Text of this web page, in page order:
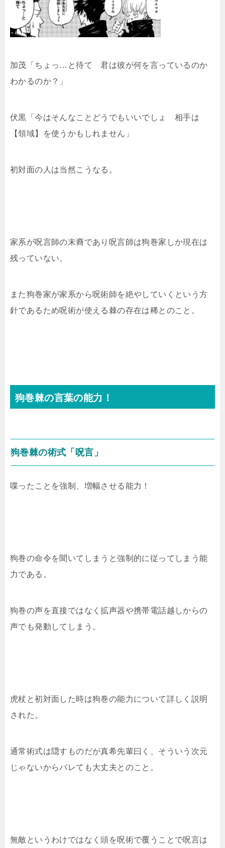
加茂「ちょっ…と待て 君は彼が何を言っているのか
わかるのか？」
伏黒「今はそんなことどうでもいいでしょ 相手は
【領域】を使うかもしれません」
初対面の人は当然こうなる。
家系が呪言師の末裔であり呪言師は狗巻家しか現在は
残っていない。
また狗巻家が家系から呪術師を絶やしていくという方
針であるため呪術が使える棘の存在は稀とのこと。
狗巻棘の言葉の能力！
狗巻棘の術式「呪言」
喋ったことを強制、増幅させる能力！
狗巻の命令を聞いてしまうと強制的に従ってしまう能
力である。
狗巻の声を直接ではなく拡声器や携帯電話越しからの
声でも発動してしまう。
虎杖と初対面した時は狗巻の能力について詳しく説明
された。
通常術式は隠すものだが真希先輩曰く、そういう次元
じゃないからバレても大丈夫とのこと。
無敵というわけではなく頭を呪術で覆うことで呪言は